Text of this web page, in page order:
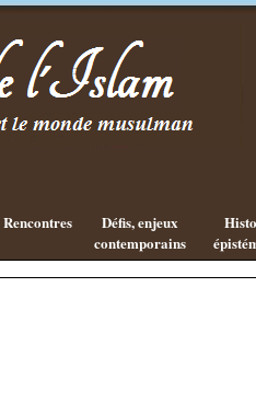
Islamique ?
Rencontres
Défis, enjeux
contemporains